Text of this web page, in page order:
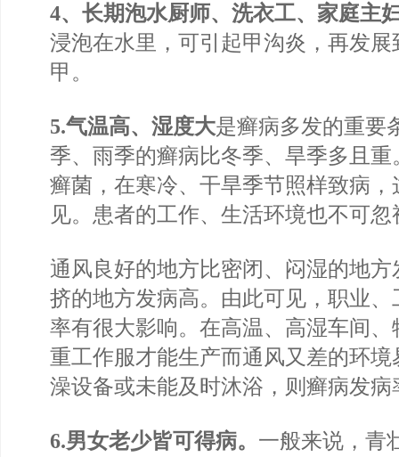
4、长期泡水厨师、洗衣工、家庭主
浸泡在水里，可引起甲沟炎，再发
甲。
5.气温高、湿度大是癣病多发的重要
季、雨季的癣病比冬季、旱季多且
癣菌，在寒冷、干旱季节照样致病
见。患者的工作、生活环境也不可忽
通风良好的地方比密闭、闷湿的地
挤的地方发病高。由此可见，职业
率有很大影响。在高温、高湿车间
重工作服才能生产而通风又差的环
澡设备或未能及时沐浴，则癣病发
6.男女老少皆可得病。 一般来说，青